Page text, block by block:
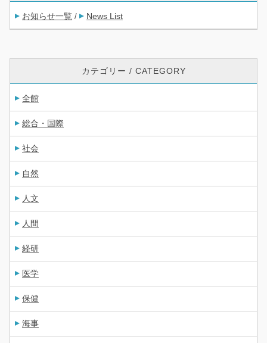
お知らせ一覧 / News List
カテゴリー / CATEGORY
全館
総合・国際
社会
自然
人文
人間
経研
医学
保健
海事